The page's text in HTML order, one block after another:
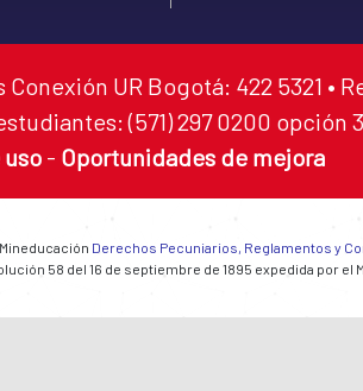
UR Bogotá: 422 5321 •
(571) 297 0200 opción
- Oportunidades de mejora
Derechos Pecuniarios, Reglamentos y
58 del 16 de septiembre de 1895 expedida por el